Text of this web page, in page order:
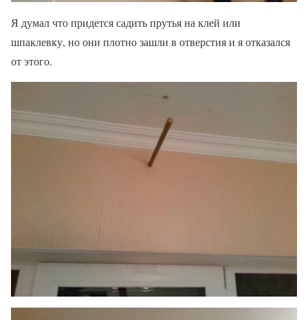
Я думал что придется садить прутья на клей или
шпаклевку, но они плотно зашли в отверстия и я отказался
от этого.